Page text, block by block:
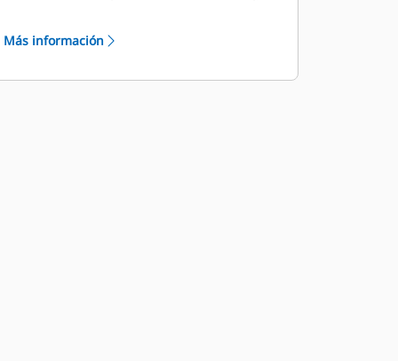
campo es fácil, lo que ayuda a
prolongar la vida útil.
Más información